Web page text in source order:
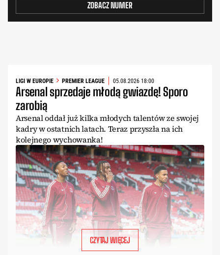
ZOBACZ NUMER
LIGI W EUROPIE PREMIER LEAGUE 05.08.2026 18:00
Arsenal sprzedaje młodą gwiazdę! Sporo
zarobią
Arsenal oddał już kilka młodych talentów ze swojej
kadry w ostatnich latach. Teraz przyszła na ich
kolejnego wychowanka!
CZYTAJ WIĘCEJ